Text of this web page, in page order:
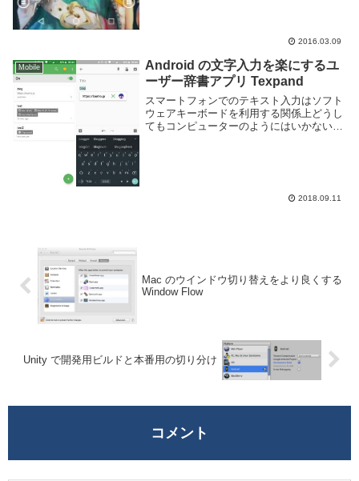
2016.03.09
Mobile
Android の文字入力を楽にするユ
ーザー辞書アプリ Texpand
スマートフォンでのテキスト入力はソフト
ウェアキーボードを利用する関係上どうし
てもコンピューターのようにはいかない。
2018.09.11
Mac のウインドウ切り替えをより良くする
Window Flow
Unity で開発用ビルドと本番用の切り分け
コメント